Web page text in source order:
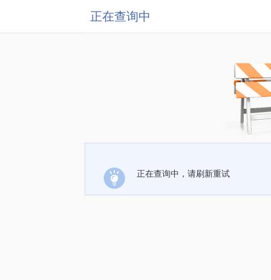
正在查询中
正在查询中，请刷新重试